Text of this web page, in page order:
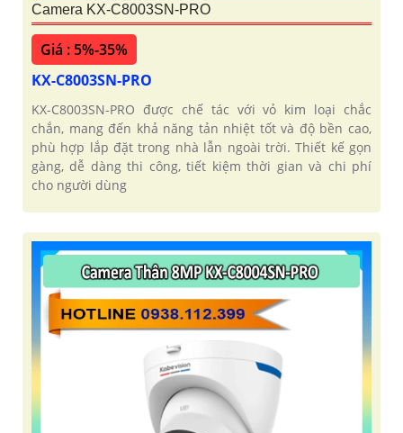
Camera KX-C8003SN-PRO
Giá : 5%-35%
KX-C8003SN-PRO
KX-C8003SN-PRO được chế tác với vỏ kim loại chắc
chắn, mang đến khả năng tản nhiệt tốt và độ bền cao,
phù hợp lắp đặt trong nhà lẫn ngoài trời. Thiết kế gọn
gàng, dễ dàng thi công, tiết kiệm thời gian và chi phí
cho người dùng